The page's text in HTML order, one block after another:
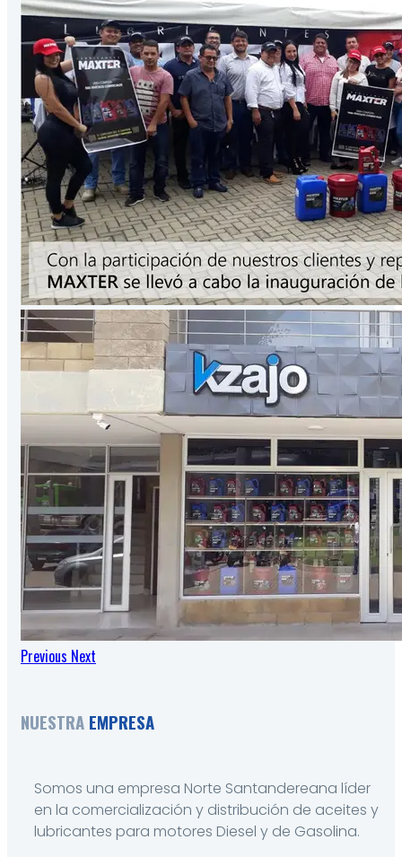
Presentación
3.78Lts
VER PRODUCTO
Previous Next
NUESTRA EMPRESA
Somos una empresa Norte Santandereana líder
en la comercialización y distribución de aceites y
lubricantes para motores Diesel y de Gasolina.